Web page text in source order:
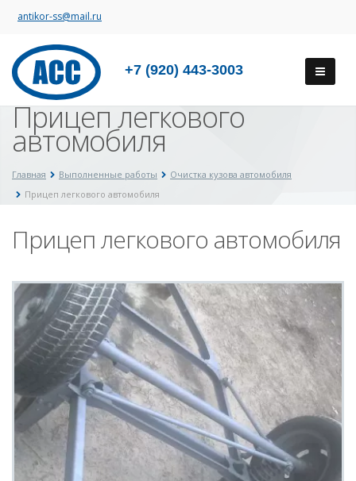
antikor-ss@mail.ru
+7 (920) 443-3003
Прицеп легкового
автомобиля
Главная Выполненные работы
Очистка кузова автомобиля
Прицеп легкового автомобиля
Прицеп легкового автомобиля